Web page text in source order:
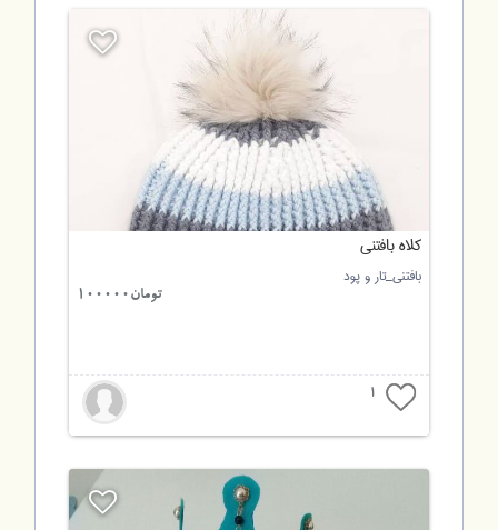
کلاه بافتنی
بافتنی_تار و پود
تومان100000
1